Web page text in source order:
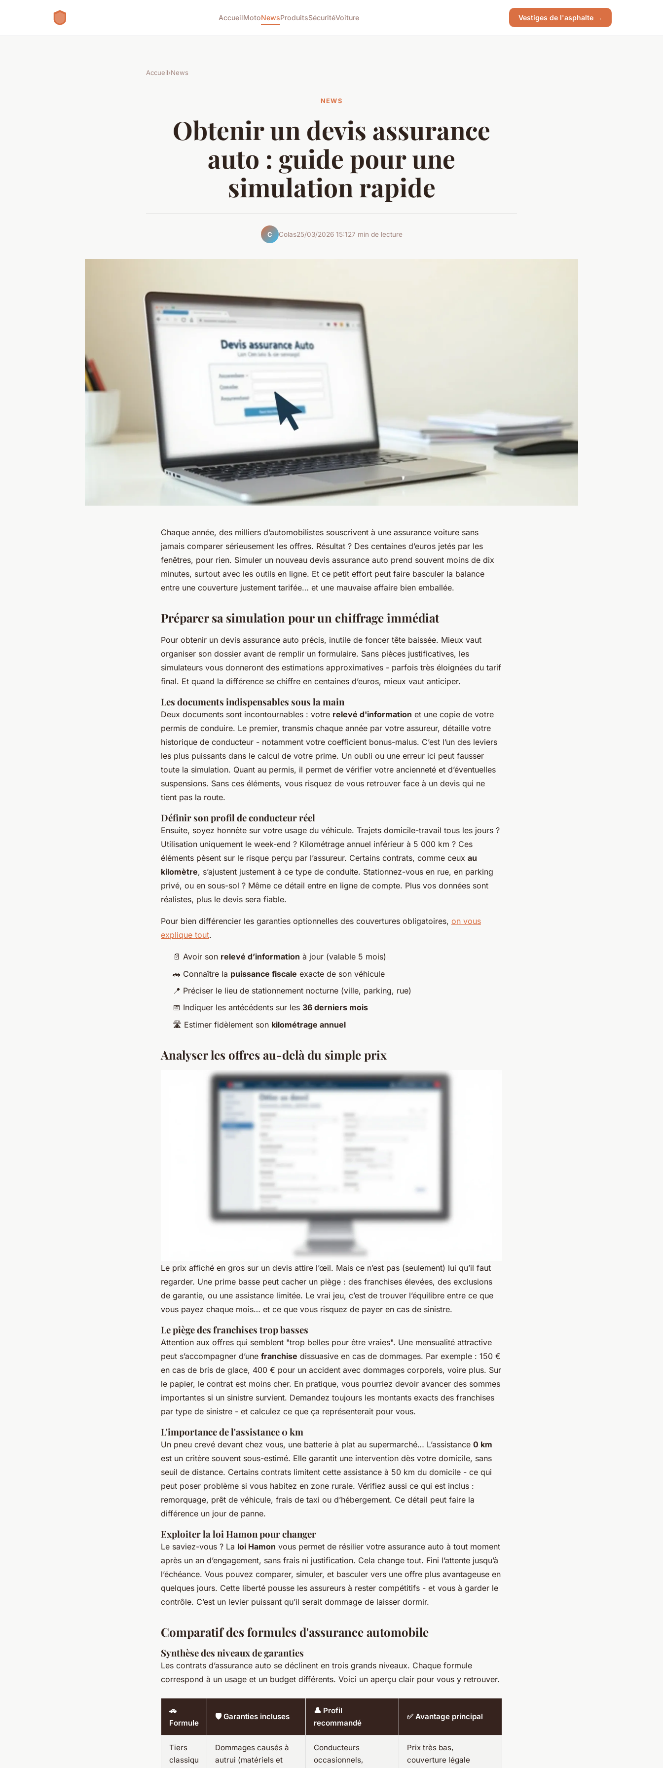
AccueilMotoNewsProduitsSécuritéVoiture Vestiges de l'asphalte →
Accueil›News
NEWS
Obtenir un devis assurance
auto : guide pour une
simulation rapide
C Colas25/03/2026 15:127 min de lecture
Chaque année, des milliers d’automobilistes souscrivent à une assurance voiture sans
jamais comparer sérieusement les offres. Résultat ? Des centaines d’euros jetés par les
fenêtres, pour rien. Simuler un nouveau devis assurance auto prend souvent moins de dix
minutes, surtout avec les outils en ligne. Et ce petit effort peut faire basculer la balance
entre une couverture justement tarifée… et une mauvaise affaire bien emballée.
Préparer sa simulation pour un chiffrage immédiat
Pour obtenir un devis assurance auto précis, inutile de foncer tête baissée. Mieux vaut
organiser son dossier avant de remplir un formulaire. Sans pièces justificatives, les
simulateurs vous donneront des estimations approximatives - parfois très éloignées du tarif
final. Et quand la différence se chiffre en centaines d’euros, mieux vaut anticiper.
Les documents indispensables sous la main
Deux documents sont incontournables : votre relevé d'information et une copie de votre
permis de conduire. Le premier, transmis chaque année par votre assureur, détaille votre
historique de conducteur - notamment votre coefficient bonus-malus. C’est l’un des leviers
les plus puissants dans le calcul de votre prime. Un oubli ou une erreur ici peut fausser
toute la simulation. Quant au permis, il permet de vérifier votre ancienneté et d’éventuelles
suspensions. Sans ces éléments, vous risquez de vous retrouver face à un devis qui ne
tient pas la route.
Définir son profil de conducteur réel
Ensuite, soyez honnête sur votre usage du véhicule. Trajets domicile-travail tous les jours ?
Utilisation uniquement le week-end ? Kilométrage annuel inférieur à 5 000 km ? Ces
éléments pèsent sur le risque perçu par l’assureur. Certains contrats, comme ceux au
kilomètre, s’ajustent justement à ce type de conduite. Stationnez-vous en rue, en parking
privé, ou en sous-sol ? Même ce détail entre en ligne de compte. Plus vos données sont
réalistes, plus le devis sera fiable.
Pour bien différencier les garanties optionnelles des couvertures obligatoires, on vous
explique tout.
📄 Avoir son relevé d’information à jour (valable 5 mois)
🚗 Connaître la puissance fiscale exacte de son véhicule
📍 Préciser le lieu de stationnement nocturne (ville, parking, rue)
📅 Indiquer les antécédents sur les 36 derniers mois
🛣️ Estimer fidèlement son kilométrage annuel
Analyser les offres au-delà du simple prix
Le prix affiché en gros sur un devis attire l’œil. Mais ce n’est pas (seulement) lui qu’il faut
regarder. Une prime basse peut cacher un piège : des franchises élevées, des exclusions
de garantie, ou une assistance limitée. Le vrai jeu, c’est de trouver l’équilibre entre ce que
vous payez chaque mois… et ce que vous risquez de payer en cas de sinistre.
Le piège des franchises trop basses
Attention aux offres qui semblent "trop belles pour être vraies". Une mensualité attractive
peut s’accompagner d’une franchise dissuasive en cas de dommages. Par exemple : 150 €
en cas de bris de glace, 400 € pour un accident avec dommages corporels, voire plus. Sur
le papier, le contrat est moins cher. En pratique, vous pourriez devoir avancer des sommes
importantes si un sinistre survient. Demandez toujours les montants exacts des franchises
par type de sinistre - et calculez ce que ça représenterait pour vous.
L'importance de l'assistance 0 km
Un pneu crevé devant chez vous, une batterie à plat au supermarché… L’assistance 0 km
est un critère souvent sous-estimé. Elle garantit une intervention dès votre domicile, sans
seuil de distance. Certains contrats limitent cette assistance à 50 km du domicile - ce qui
peut poser problème si vous habitez en zone rurale. Vérifiez aussi ce qui est inclus :
remorquage, prêt de véhicule, frais de taxi ou d’hébergement. Ce détail peut faire la
différence un jour de panne.
Exploiter la loi Hamon pour changer
Le saviez-vous ? La loi Hamon vous permet de résilier votre assurance auto à tout moment
après un an d’engagement, sans frais ni justification. Cela change tout. Fini l’attente jusqu’à
l’échéance. Vous pouvez comparer, simuler, et basculer vers une offre plus avantageuse en
quelques jours. Cette liberté pousse les assureurs à rester compétitifs - et vous à garder le
contrôle. C’est un levier puissant qu’il serait dommage de laisser dormir.
Comparatif des formules d'assurance automobile
Synthèse des niveaux de garanties
Les contrats d’assurance auto se déclinent en trois grands niveaux. Chaque formule
correspond à un usage et un budget différents. Voici un aperçu clair pour vous y retrouver.
🚗
Formule
🛡️ Garanties incluses
👤 Profil
recommandé
✅ Avantage principal
Tiers
classiqu
Dommages causés à
autrui (matériels et
Conducteurs
occasionnels,
Prix très bas,
couverture légale